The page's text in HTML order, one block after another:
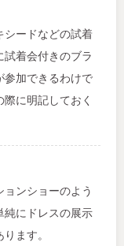
シードなどの試着
着会付きのブラ
参加できるわけで
に明記しておく
ンショーのよう
純にドレスの展示
ます。